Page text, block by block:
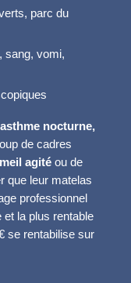
parc du
sang, vomi,
nocturne,
de cadres
agitéou de
que leur matelas
professionnel
et la plus rentable
se rentabilise sur